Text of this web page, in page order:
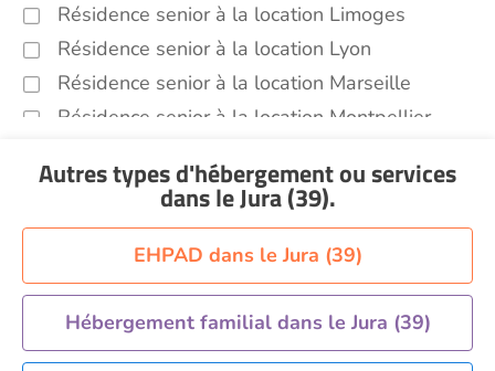
Résidence senior à la location Limoges
Résidence senior à la location Lyon
Résidence senior à la location Marseille
Résidence senior à la location Montpellier
Résidence senior à la location Nantes
Résidence senior à la location Orléans
Résidence senior à la location Perpignan
Résidence senior à la location Reims
Résidence senior à la location Rennes
Autres types d'hébergement ou services
dans le Jura (39).
EHPAD dans le Jura (39)
Hébergement familial dans le Jura (39)